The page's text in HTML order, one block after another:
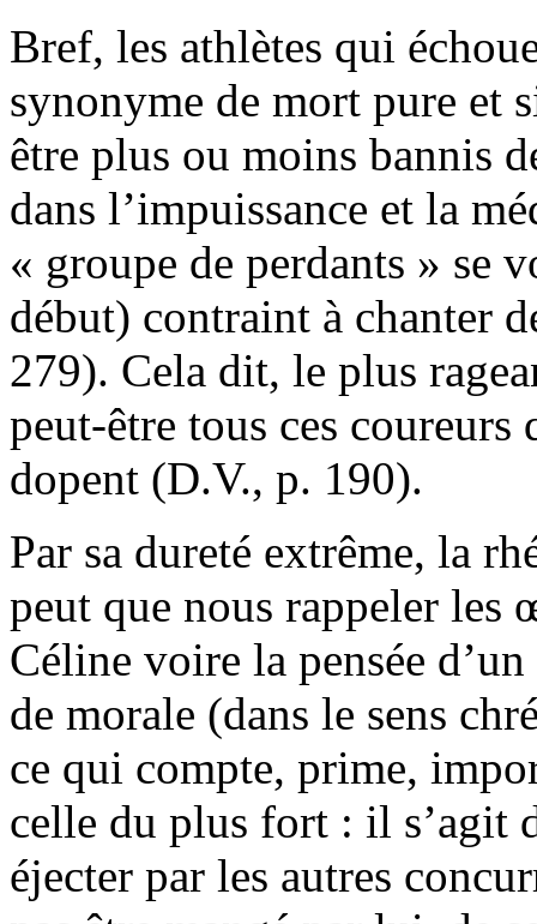
Bref, les athlètes qui
synonyme de mort pure et
être plus ou moins bannis
dans l’impuissance et la
« groupe de perdants » se
début) contraint à chanter
279). Cela dit, le plus
peut-être tous ces
dopent (D.V., p. 190).
Par sa dureté extrême, la
peut que nous rappeler les
Céline voire la pensée
de morale (dans le sens
ce qui compte, prime,
celle du plus fort : il s’agit
éjecter par les autres